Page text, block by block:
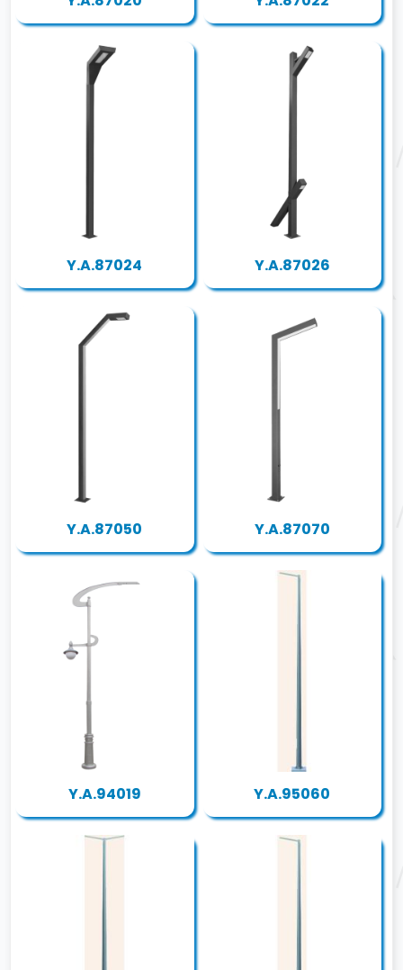
Y.A.87024 Y.A.87026
Y.A.87050 Y.A.87070
Y.A.94019 Y.A.95060